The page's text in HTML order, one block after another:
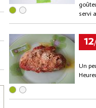
servi
12
Un